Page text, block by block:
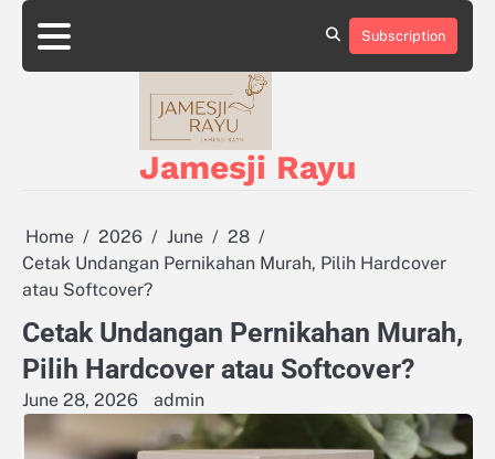
Skip
content
About
Privacy
Subscription
Jamesji Rayu
Home 2026 June
28
Cetak Undangan Pernikahan Murah, Pilih Hardcover
atau Softcover?
Cetak Undangan Pernikahan Murah,
Pilih Hardcover atau Softcover?
June 28, 2026 admin